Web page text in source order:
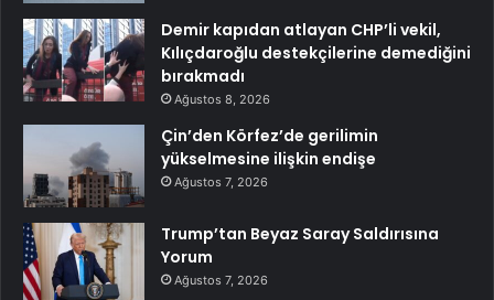
Demir kapıdan atlayan CHP’li vekil,
Kılıçdaroğlu destekçilerine demediğini
bırakmadı
Ağustos 8, 2026
Çin’den Körfez’de gerilimin
yükselmesine ilişkin endişe
Ağustos 7, 2026
Trump’tan Beyaz Saray Saldırısına
Yorum
Ağustos 7, 2026